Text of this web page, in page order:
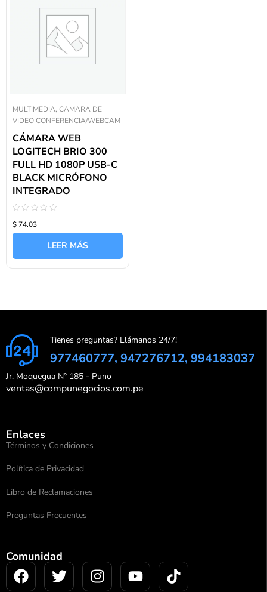
MULTIMEDIA, CAMARA DE
VIDEO CONFERENCIA/WEBCAM
CÁMARA WEB
LOGITECH BRIO 300
FULL HD 1080P USB-C
BLACK MICRÓFONO
INTEGRADO
con
0
$ 74.03
LEER MÁS
Tienes preguntas? Llámanos 24/7!
977460777, 947276712, 994183037
Jr. Moquegua N° 185 - Puno
ventas@compunegocios.com.pe
Enlaces
Términos y Condiciones
Política de Privacidad
Libro de Reclamaciones
Preguntas Frecuentes
Comunidad